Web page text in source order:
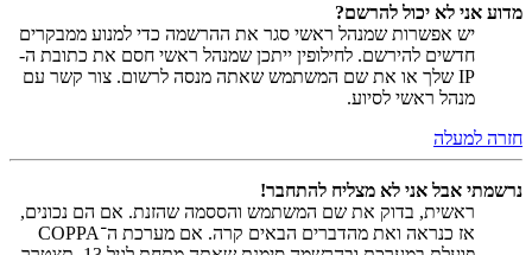
מדוע אני לא יכול להרשם?
יש אפשרות שמנהל ראשי סגר את ההרשמה כדי למנוע ממבקרים
חדשים להירשם. לחילופין ייתכן שמנהל ראשי חסם את כתובת ה-
IP שלך או את שם המשתמש שאתה מנסה לרשום. צור קשר עם
מנהל ראשי לסיוע.
חזרה למעלה
נרשמתי אבל אני לא מצליח להתחבר!
ראשית, בדוק את שם המשתמש והססמה שהזנת. אם הם נכונים,
אז כנראה ואת מהדברים הבאים קרה. אם מערכת ה־COPPA